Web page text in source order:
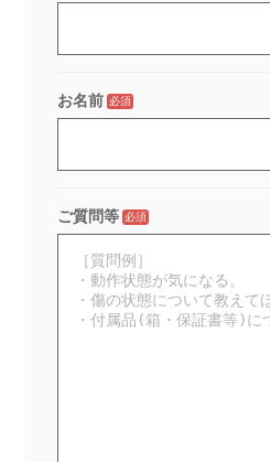
お名前 必須
ご質問等 必須